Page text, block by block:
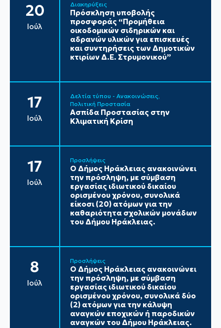
20
Ιούλ
Διακηρύξεις
Πρόσκληση υποβολής
προσφοράς “Προμήθεια
οικοδομικών σιδηρικών και
αδρανών υλικών για επισκευές
και συντηρήσεις των Δημοτικών
κτιρίων Δ.Ε. Στρυμονικού”
17
Ιούλ
Δελτία τύπου - Ανακοινώσεις
Πολιτική Προστασία
Ασπίδα Προστασίας στην
Κλιματική Κρίση
17
Ιούλ
Προσλήψεις
Ο Δήμος Ηράκλειας ανακοινώνει
την πρόσληψη, με σύμβαση
εργασίας ιδιωτικού δικαίου
ορισμένου χρόνου, συνολικά
είκοσι (20) ατόμων για την
καθαριότητα σχολικών μονάδων
του Δήμου Ηράκλειας.
8
Ιούλ
Προσλήψεις
Ο Δήμος Ηράκλειας ανακοινώνει
την πρόσληψη, με σύμβαση
εργασίας ιδιωτικού δικαίου
ορισμένου χρόνου, συνολικά δύο
(2) ατόμων για την κάλυψη
αναγκών εποχικών ή παροδικών
αναγκών του Δήμου Ηράκλειας.